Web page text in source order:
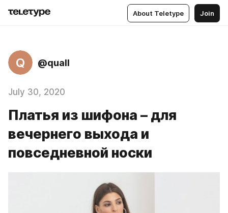
About Teletype Join
Q @quall
July 30, 2020
Платья из шифона – для
вечернего выхода и
повседневной носки